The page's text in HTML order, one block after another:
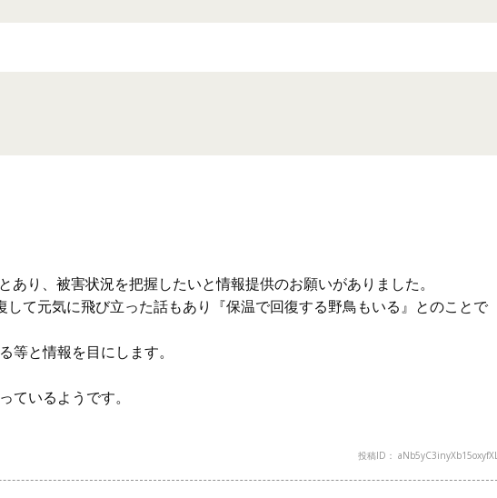
あり、被害状況を把握したいと情報提供のお願いがありました。
て元気に飛び立った話もあり『保温で回復する野鳥もいる』とのことで
等と情報を目にします。
ているようです。
投稿ID：